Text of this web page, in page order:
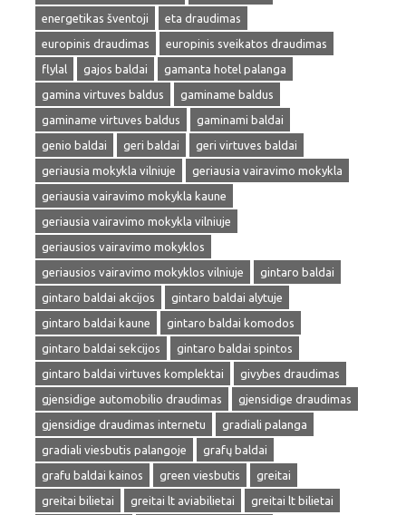
energetikas šventoji
eta draudimas
europinis draudimas
europinis sveikatos draudimas
flylal
gajos baldai
gamanta hotel palanga
gamina virtuves baldus
gaminame baldus
gaminame virtuves baldus
gaminami baldai
genio baldai
geri baldai
geri virtuves baldai
geriausia mokykla vilniuje
geriausia vairavimo mokykla
geriausia vairavimo mokykla kaune
geriausia vairavimo mokykla vilniuje
geriausios vairavimo mokyklos
geriausios vairavimo mokyklos vilniuje
gintaro baldai
gintaro baldai akcijos
gintaro baldai alytuje
gintaro baldai kaune
gintaro baldai komodos
gintaro baldai sekcijos
gintaro baldai spintos
gintaro baldai virtuves komplektai
givybes draudimas
gjensidige automobilio draudimas
gjensidige draudimas
gjensidige draudimas internetu
gradiali palanga
gradiali viesbutis palangoje
grafų baldai
grafu baldai kainos
green viesbutis
greitai
greitai bilietai
greitai lt aviabilietai
greitai lt bilietai